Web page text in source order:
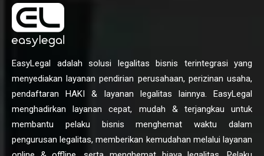
EasyLegal adalah solusi legalitas bisnis terintegrasi yang
menyediakan layanan pendirian perusahaan, perizinan usaha,
pendaftaran HAKI & layanan legalitas lainnya. EasyLegal
menghadirkan layanan cepat, mudah & terjangkau untuk
membantu pelaku bisnis menghemat waktu dalam
pengurusan legalitas, memberikan kemudahan melalui layanan